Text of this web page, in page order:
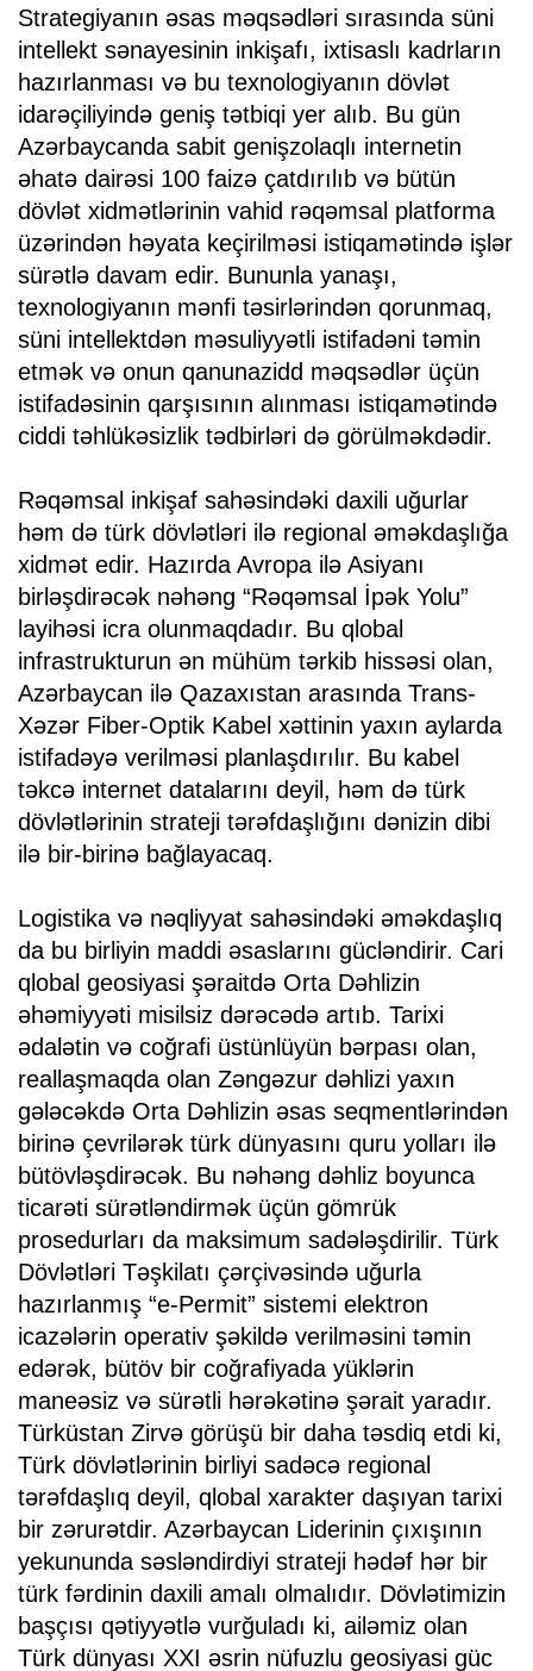
Strategiyanın əsas məqsədləri sırasında süni
intellekt sənayesinin inkişafı, ixtisaslı kadrların
hazırlanması və bu texnologiyanın dövlət
idarəçiliyində geniş tətbiqi yer alıb. Bu gün
Azərbaycanda sabit genişzolaqlı internetin
əhatə dairəsi 100 faizə çatdırılıb və bütün
dövlət xidmətlərinin vahid rəqəmsal platforma
üzərindən həyata keçirilməsi istiqamətində işlər
sürətlə davam edir. Bununla yanaşı,
texnologiyanın mənfi təsirlərindən qorunmaq,
süni intellektdən məsuliyyətli istifadəni təmin
etmək və onun qanunazidd məqsədlər üçün
istifadəsinin qarşısının alınması istiqamətində
ciddi təhlükəsizlik tədbirləri də görülməkdədir.
Rəqəmsal inkişaf sahəsindəki daxili uğurlar
həm də türk dövlətləri ilə regional əməkdaşlığa
xidmət edir. Hazırda Avropa ilə Asiyanı
birləşdirəcək nəhəng “Rəqəmsal İpək Yolu”
layihəsi icra olunmaqdadır. Bu qlobal
infrastrukturun ən mühüm tərkib hissəsi olan,
Azərbaycan ilə Qazaxıstan arasında Trans-
Xəzər Fiber-Optik Kabel xəttinin yaxın aylarda
istifadəyə verilməsi planlaşdırılır. Bu kabel
təkcə internet datalarını deyil, həm də türk
dövlətlərinin strateji tərəfdaşlığını dənizin dibi
ilə bir-birinə bağlayacaq.
Logistika və nəqliyyat sahəsindəki əməkdaşlıq
da bu birliyin maddi əsaslarını gücləndirir. Cari
qlobal geosiyasi şəraitdə Orta Dəhlizin
əhəmiyyəti misilsiz dərəcədə artıb. Tarixi
ədalətin və coğrafi üstünlüyün bərpası olan,
reallaşmaqda olan Zəngəzur dəhlizi yaxın
gələcəkdə Orta Dəhlizin əsas seqmentlərindən
birinə çevrilərək türk dünyasını quru yolları ilə
bütövləşdirəcək. Bu nəhəng dəhliz boyunca
ticarəti sürətləndirmək üçün gömrük
prosedurları da maksimum sadələşdirilir. Türk
Dövlətləri Təşkilatı çərçivəsində uğurla
hazırlanmış “e-Permit” sistemi elektron
icazələrin operativ şəkildə verilməsini təmin
edərək, bütöv bir coğrafiyada yüklərin
maneəsiz və sürətli hərəkətinə şərait yaradır.
Türküstan Zirvə görüşü bir daha təsdiq etdi ki,
Türk dövlətlərinin birliyi sadəcə regional
tərəfdaşlıq deyil, qlobal xarakter daşıyan tarixi
bir zərurətdir. Azərbaycan Liderinin çıxışının
yekununda səsləndirdiyi strateji hədəf hər bir
türk fərdinin daxili amalı olmalıdır. Dövlətimizin
başçısı qətiyyətlə vurğuladı ki, ailəmiz olan
Türk dünyası XXI əsrin nüfuzlu geosiyasi güc